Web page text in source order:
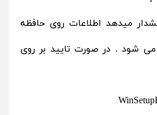
میدهد اطلاعات روی حافظه
شود . در صورت تایید بر روی